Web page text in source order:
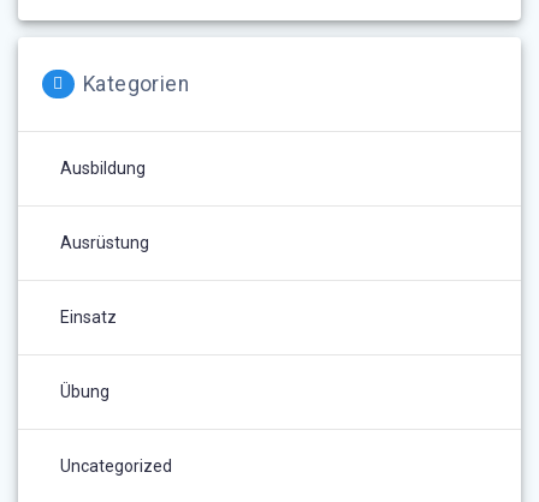
Kategorien
Ausbildung
Ausrüstung
Einsatz
Übung
Uncategorized